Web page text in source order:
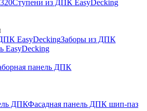
Ступени из ДПК EasyDecking
EasyDeckingЗаборы из ДПК
EasyDecking
панель ДПК
ДПКФасадная панель ДПК шип-паз